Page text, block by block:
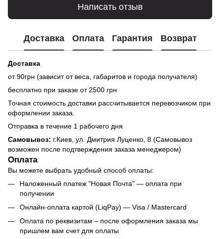
Написать отзыв
Доставка Оплата Гарантия Возврат
Доставка
от 90грн (зависит от веса, габаритов и города получателя)
бесплатно при заказе от 2500 грн
Точная стоимость доставки рассчитывается перевозчиком при
оформлении заказа.
Отправка в течение 1 рабочего дня
Самовывоз: г.Киев, ул. Дмитрия Луценко, 8 (Самовывоз
возможен после подтверждения заказа менеджером)
Оплата
Вы можете выбрать удобный способ оплаты:
Наложенный платеж "Новая Почта" — оплата при
получении
Онлайн-оплата картой (LiqPay) — Visa / Mastercard
Оплата по реквизитам – после оформления заказа мы
пришлем вам счет для оплаты